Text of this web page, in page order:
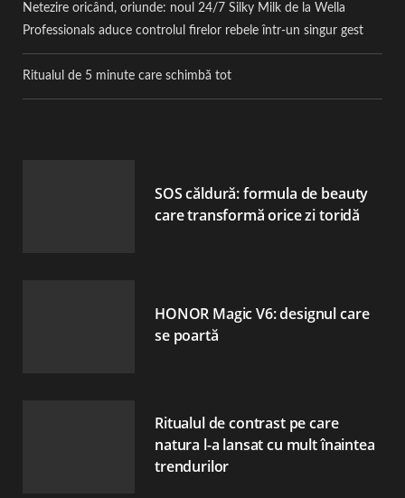
Netezire oricând, oriunde: noul 24/7 Silky Milk de la Wella
Professionals aduce controlul firelor rebele într-un singur gest
Ritualul de 5 minute care schimbă tot
SOS căldură: formula de beauty
care transformă orice zi toridă
HONOR Magic V6: designul care
se poartă
Ritualul de contrast pe care
natura l-a lansat cu mult înaintea
trendurilor